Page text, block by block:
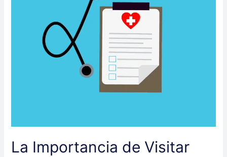
La Importancia de Visitar